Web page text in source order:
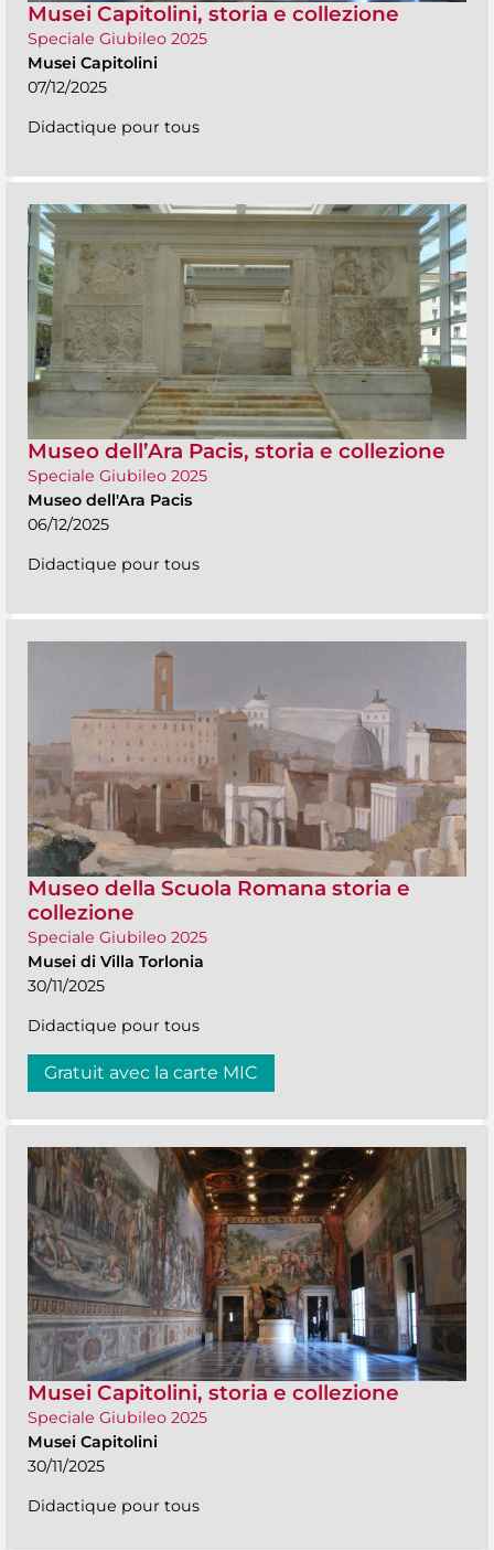
Musei Capitolini, storia e collezione
Speciale Giubileo 2025
Musei Capitolini
07/12/2025
Didactique pour tous
Museo dell’Ara Pacis, storia e collezione
Speciale Giubileo 2025
Museo dell'Ara Pacis
06/12/2025
Didactique pour tous
Museo della Scuola Romana storia e
collezione
Speciale Giubileo 2025
Musei di Villa Torlonia
30/11/2025
Didactique pour tous
Gratuit avec la carte MIC
Musei Capitolini, storia e collezione
Speciale Giubileo 2025
Musei Capitolini
30/11/2025
Didactique pour tous